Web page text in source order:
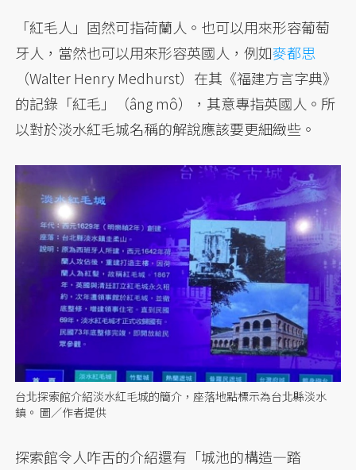
「紅毛人」固然可指荷蘭人。也可以用來形容葡萄
牙人，當然也可以用來形容英國人，例如麥都思
（Walter Henry Medhurst）在其《福建方言字典》
的記錄「紅毛」（âng mô），其意專指英國人。所
以對於淡水紅毛城名稱的解說應該要更細緻些。
台北探索館介紹淡水紅毛城的簡介，座落地點標示為台北縣淡水
鎮。 圖／作者提供
探索館令人咋舌的介紹還有「城池的構造—踏